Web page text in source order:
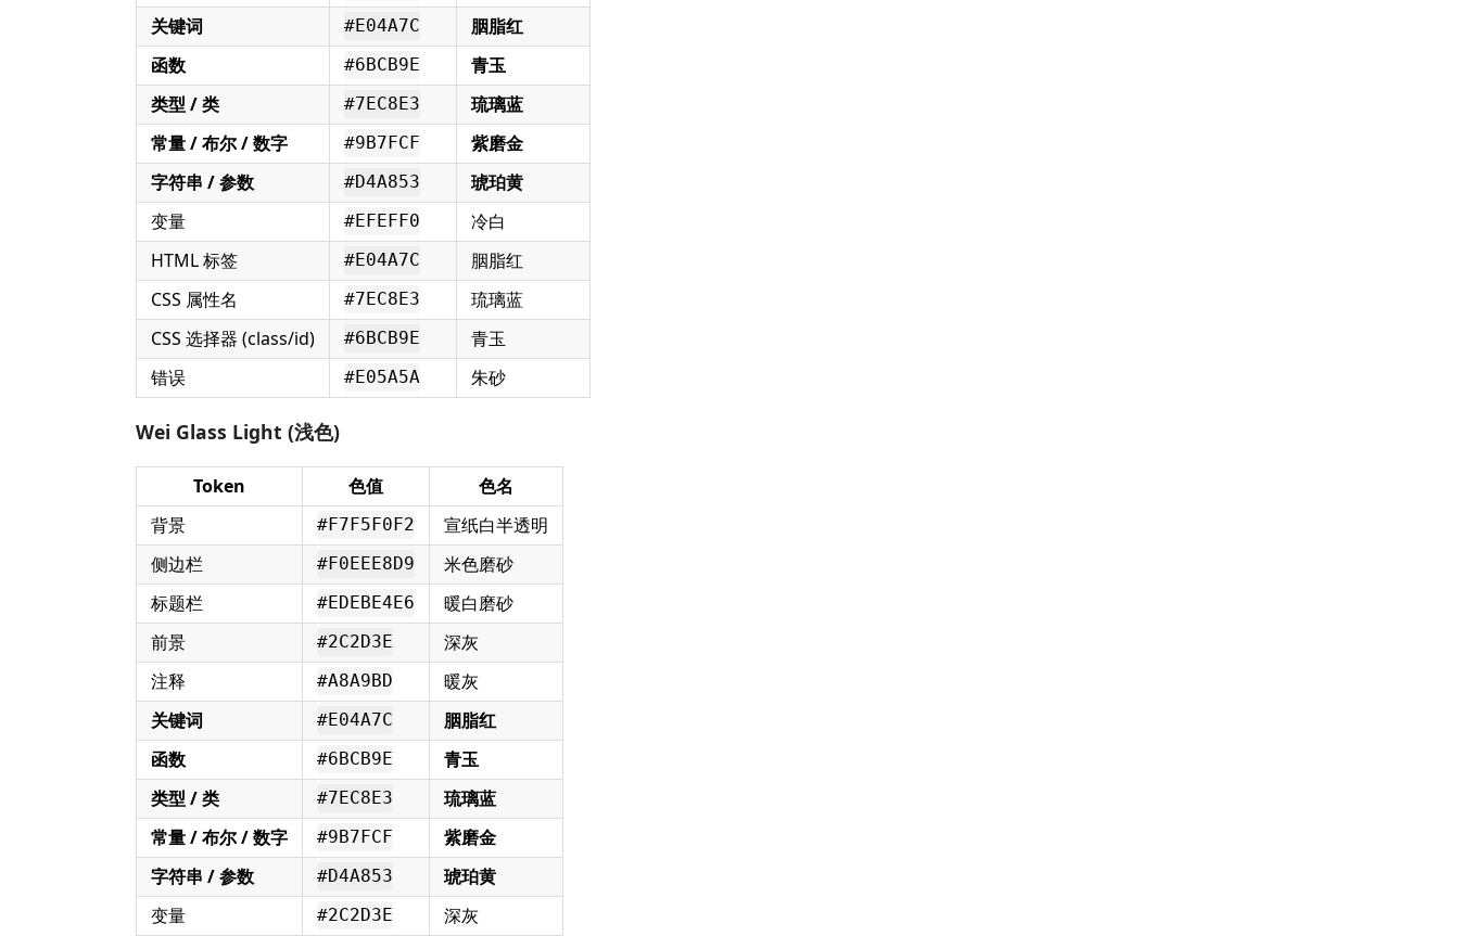
关键词
#E04A7C
胭脂红
函数
#6BCB9E
青玉
类型 / 类
#7EC8E3
琉璃蓝
常量 / 布尔 / 数字
#9B7FCF
紫磨金
字符串 / 参数
#D4A853
琥珀黄
变量
#EFEFF0
冷白
HTML 标签
#E04A7C
胭脂红
CSS 属性名
#7EC8E3
琉璃蓝
CSS 选择器 (class/id)
#6BCB9E
青玉
错误
#E05A5A 朱砂
Wei Glass Light (浅色)
Token 色值
色名
背景
#F7F5F0F2
宣纸白半透明
侧边栏
#F0EEE8D9
米色磨砂
标题栏
#EDEBE4E6
暖白磨砂
前景
#2C2D3E
深灰
注释
#A8A9BD
暖灰
关键词
#E04A7C
胭脂红
函数
#6BCB9E
青玉
类型 / 类
#7EC8E3
琉璃蓝
常量 / 布尔 / 数字
#9B7FCF
紫磨金
字符串 / 参数
#D4A853
琥珀黄
变量
#2C2D3E 深灰